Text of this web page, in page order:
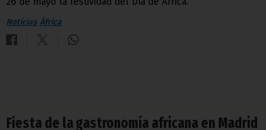
Noticias África
Fiesta de la gastronomía africana en Madrid